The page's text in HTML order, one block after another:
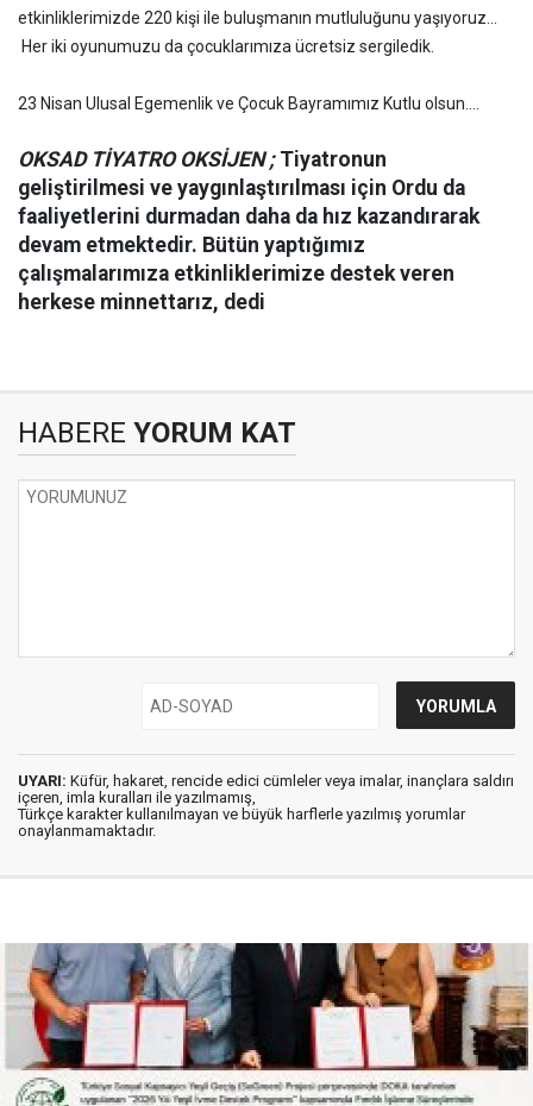
etkinliklerimizde 220 kişi ile buluşmanın mutluluğunu yaşıyoruz…
Her iki oyunumuzu da çocuklarımıza ücretsiz sergiledik.
23 Nisan Ulusal Egemenlik ve Çocuk Bayramımız Kutlu olsun….
OKSAD TİYATRO OKSİJEN ;Tiyatronun
geliştirilmesi ve yaygınlaştırılması için Ordu da
faaliyetlerini durmadan daha da hız kazandırarak
devam etmektedir. Bütün yaptığımız
çalışmalarımıza etkinliklerimize destek veren
herkese minnettarız, dedi
HABERE YORUM KAT
UYARI: Küfür, hakaret, rencide edici cümleler veya imalar, inançlara saldırı
içeren, imla kuralları ile yazılmamış,
Türkçe karakter kullanılmayan ve büyük harflerle yazılmış yorumlar
onaylanmamaktadır.